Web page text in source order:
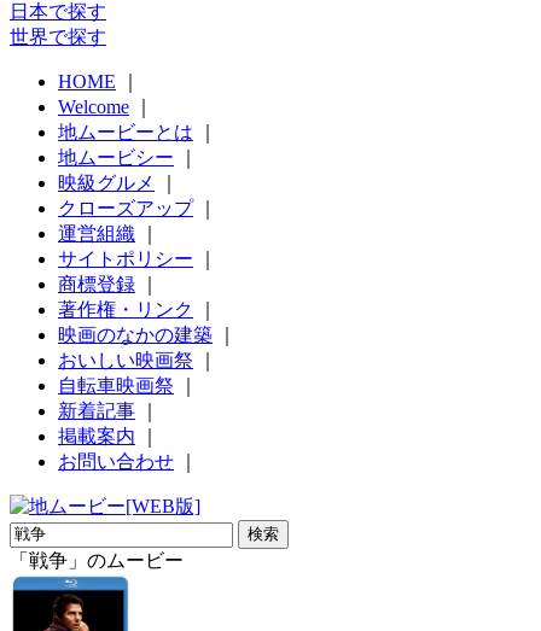
日本で探す
世界で探す
HOME
Welcome
地ムービーとは
地ムービシー
映級グルメ
クローズアップ｜
運営組織
サイトポリシー
商標登録
著作権・リンク
映画のなかの建築
おいしい映画祭
自転車映画祭
新着記事
掲載案内
お問い合わせ
「戦争」のムービー